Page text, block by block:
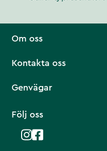
Om oss
Kontakta oss
Genvägar
Följ oss